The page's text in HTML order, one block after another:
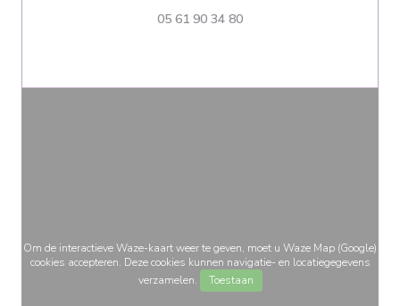
05 61 90 34 80
Om de interactieve Waze-kaart weer te geven, moet u Waze Map (Google)
cookies accepteren. Deze cookies kunnen navigatie- en locatiegegevens
verzamelen.
Toestaan